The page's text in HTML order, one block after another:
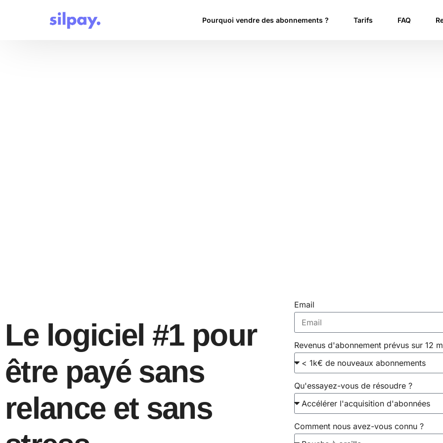
Pourquoi vendre des abonnements ? Tarifs FAQ
Le logiciel #1 pour
être payé sans
relance et sans
Email
Revenus d'abonnement prévus sur 12
Qu'essayez-vous de résoudre ?
Comment nous avez-vous connu ?